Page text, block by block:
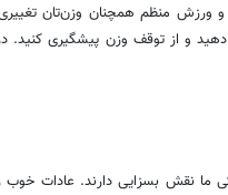
ورزش منظم همچنان وزن‌تان تغییری
و از توقف وزن پیشگیری کنید.
ما نقش بسزایی دارند. عادات خوب